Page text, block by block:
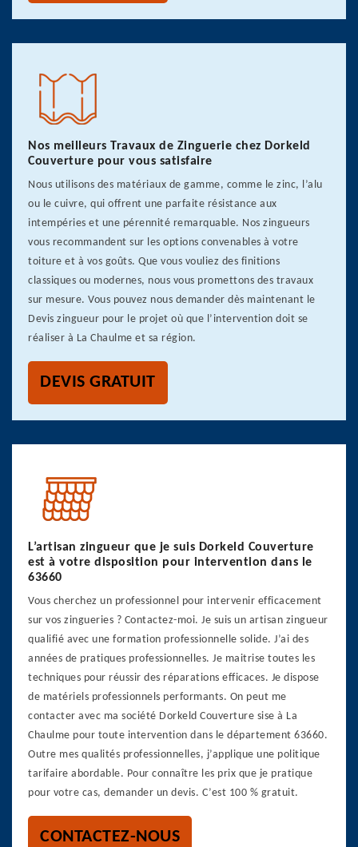
Nos meilleurs Travaux de Zinguerie chez Dorkeld
Couverture pour vous satisfaire
Nous utilisons des matériaux de gamme, comme le zinc, l’alu
ou le cuivre, qui offrent une parfaite résistance aux
intempéries et une pérennité remarquable. Nos zingueurs
vous recommandent sur les options convenables à votre
toiture et à vos goûts. Que vous vouliez des finitions
classiques ou modernes, nous vous promettons des travaux
sur mesure. Vous pouvez nous demander dès maintenant le
Devis zingueur pour le projet où que l’intervention doit se
réaliser à La Chaulme et sa région.
DEVIS GRATUIT
L’artisan zingueur que je suis Dorkeld Couverture
est à votre disposition pour intervention dans le
63660
Vous cherchez un professionnel pour intervenir efficacement
sur vos zingueries ? Contactez-moi. Je suis un artisan zingueur
qualifié avec une formation professionnelle solide. J’ai des
années de pratiques professionnelles. Je maitrise toutes les
techniques pour réussir des réparations efficaces. Je dispose
de matériels professionnels performants. On peut me
contacter avec ma société Dorkeld Couverture sise à La
Chaulme pour toute intervention dans le département 63660.
Outre mes qualités professionnelles, j’applique une politique
tarifaire abordable. Pour connaître les prix que je pratique
pour votre cas, demander un devis. C’est 100 % gratuit.
CONTACTEZ-NOUS